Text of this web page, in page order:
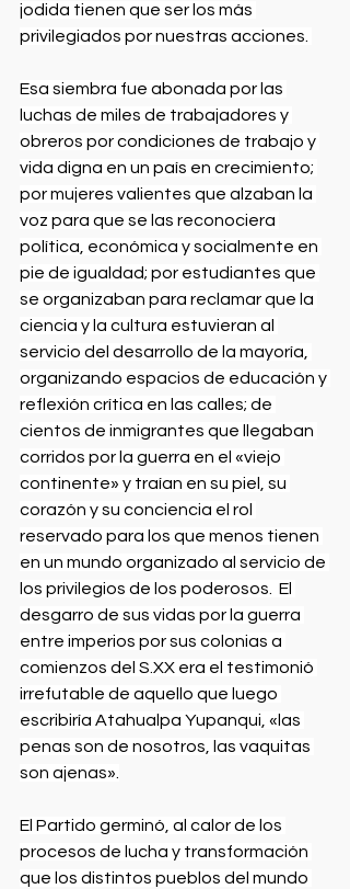
jodida tienen que ser los más
privilegiados por nuestras acciones.
Esa siembra fue abonada por las
luchas de miles de trabajadores y
obreros por condiciones de trabajo y
vida digna en un país en crecimiento;
por mujeres valientes que alzaban la
voz para que se las reconociera
política, económica y socialmente en
pie de igualdad; por estudiantes que
se organizaban para reclamar que la
ciencia y la cultura estuvieran al
servicio del desarrollo de la mayoría,
organizando espacios de educación y
reflexión crítica en las calles; de
cientos de inmigrantes que llegaban
corridos por la guerra en el «viejo
continente» y traían en su piel, su
corazón y su conciencia el rol
reservado para los que menos tienen
en un mundo organizado al servicio de
los privilegios de los poderosos.  El
desgarro de sus vidas por la guerra
entre imperios por sus colonias a
comienzos del S.XX era el testimonió
irrefutable de aquello que luego
escribiría Atahualpa Yupanqui, «las
penas son de nosotros, las vaquitas
son ajenas».
El Partido germinó, al calor de los
procesos de lucha y transformación
que los distintos pueblos del mundo